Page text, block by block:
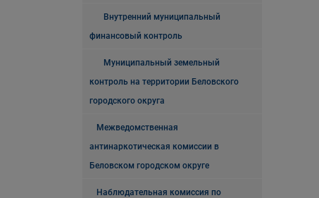
Внутренний муниципальный
финансовый контроль
Муниципальный земельный
контроль на территории Беловского
городского округа
Межведомственная
антинаркотическая комиссии в
Беловском городском округе
Наблюдательная комиссия по